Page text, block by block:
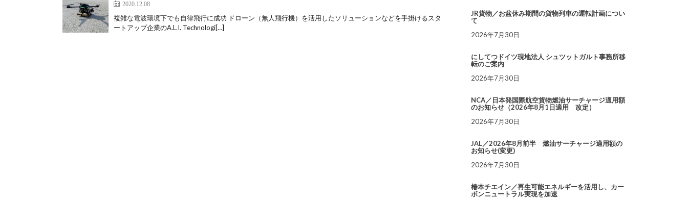
2020.12.08
複雑な電波環境下でも自律飛行に成功 ドローン（無人飛行機）を活用したソリューションなどを手掛けるスタ
ートアップ企業のA.L.I. Technologi[…]
JR貨物／お盆休み期間の貨物列車の運転計画につい
て
2026年7月30日
にしてつドイツ現地法人 シュツットガルト事務所移
転のご案内
2026年7月30日
NCA／日本発国際航空貨物燃油サーチャージ適用額
のお知らせ（2026年8月1日適用 改定）
2026年7月30日
JAL／2026年8月前半 燃油サーチャージ適用額の
お知らせ(変更)
2026年7月30日
椿本チエイン／再生可能エネルギーを活用し、カー
ボンニュートラル実現を加速